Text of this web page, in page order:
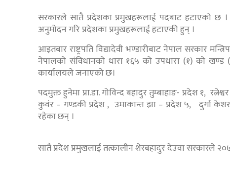
सरकारले सातै प्रदेशका प्रमुखहरूलाई पदबाट हटाएको छ ।
अनुमोदन गरि प्रदेशका प्रमुखहरूलाई हटाएकी हुन् ।
आइतबार राष्ट्रपति विद्यादेवी भण्डारीबाट नेपाल सरकार
नेपालको संविधानको धारा १६५ को उपधारा (१) को खण्ड
कार्यालयले जनाएको छ।
पदमुक्त हुनेमा प्रा.डा. गोविन्द बहादुर तुम्बाहाङ- प्रदेश १,
कुवंर – गण्डकी प्रदेश , उमाकान्त झा – प्रदेश ५, दुर्गा
रहेका छन् ।
सातै प्रदेश प्रमुखलाई तत्कालीन शेरबहादुर देउवा सरकारले